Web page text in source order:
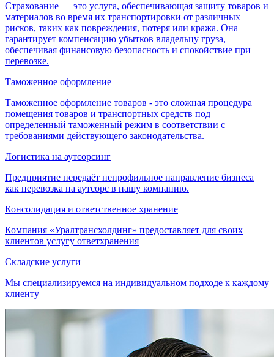
Страхование — это услуга, обеспечивающая защиту товаров и
материалов во время их транспортировки от различных
рисков, таких как повреждения, потеря или кража. Она
гарантирует компенсацию убытков владельцу груза,
обеспечивая финансовую безопасность и спокойствие при
перевозке.
Таможенное оформление
Таможенное оформление товаров - это сложная процедура
помещения товаров и транспортных средств под
определенный таможенный режим в соответствии с
требованиями действующего законодательства.
Логистика на аутсорсинг
Предприятие передаёт непрофильное направление бизнеса
как перевозка на аутсорс в нашу компанию.
Консолидация и ответственное хранение
Компания «Уралтрансхолдинг» предоставляет для своих
клиентов услугу ответхранения
Складские услуги
Мы специализируемся на индивидуальном подходе к каждому
клиенту